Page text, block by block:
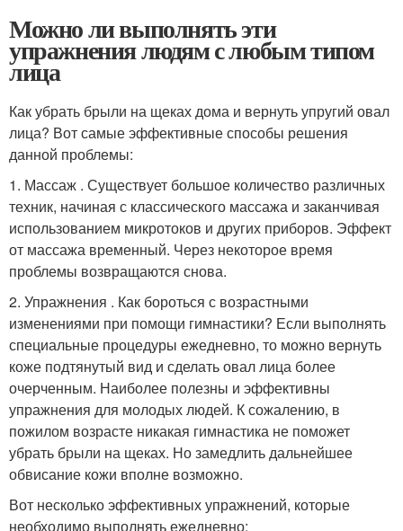
Можно ли выполнять эти
упражнения людям с любым типом
лица
Как убрать брыли на щеках дома и вернуть упругий овал
лица? Вот самые эффективные способы решения
данной проблемы:
1. Массаж . Существует большое количество различных
техник, начиная с классического массажа и заканчивая
использованием микротоков и других приборов. Эффект
от массажа временный. Через некоторое время
проблемы возвращаются снова.
2. Упражнения . Как бороться с возрастными
изменениями при помощи гимнастики? Если выполнять
специальные процедуры ежедневно, то можно вернуть
коже подтянутый вид и сделать овал лица более
очерченным. Наиболее полезны и эффективны
упражнения для молодых людей. К сожалению, в
пожилом возрасте никакая гимнастика не поможет
убрать брыли на щеках. Но замедлить дальнейшее
обвисание кожи вполне возможно.
Вот несколько эффективных упражнений, которые
необходимо выполнять ежедневно: